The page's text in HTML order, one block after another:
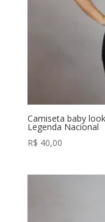
Camiseta baby
Legenda Nacional
R$ 40,00